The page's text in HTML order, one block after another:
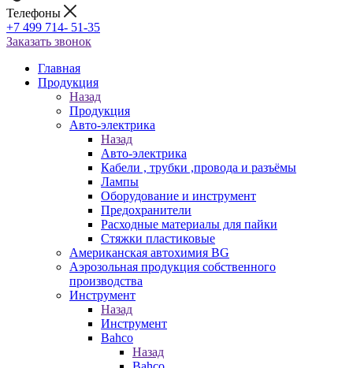
Телефоны
+7 499 714- 51-35
Заказать звонок
Главная
Продукция
Назад
Продукция
Авто-электрика
Назад
Авто-электрика
Кабели , трубки ,провода и разъёмы
Лампы
Оборудование и инструмент
Предохранители
Расходные материалы для пайки
Стяжки пластиковые
Американская автохимия BG
Аэрозольная продукция собственного
производства
Инструмент
Назад
Инструмент
Bahco
Назад